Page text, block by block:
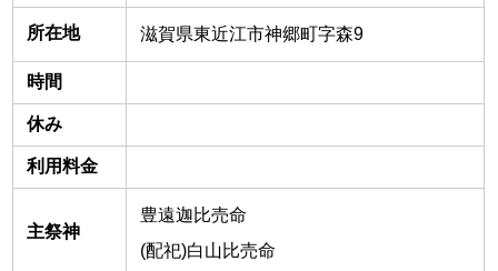
所在地 滋賀県東近江市神郷町字森9
時間
休み
利用料金
主祭神
豊遠迦比売命
(配祀)白山比売命